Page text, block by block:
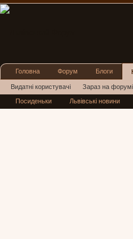
Головна Форум Блоги
Видатні користувачі Зараз на форумі
Нові повідомлення профілю
Посиденьки Львівські новини